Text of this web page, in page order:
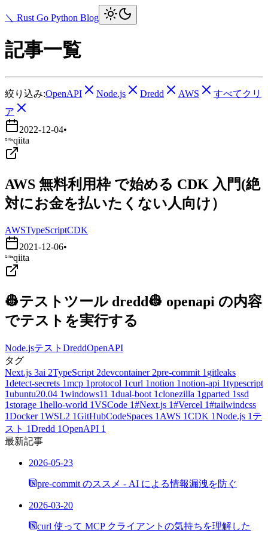
＼ Rust Go Python Blog
記事一覧
絞り込み:OpenAPI Node.js Dredd AWS
すべてクリ
ア
2022-12-04•
qiita
AWS 無料利用枠 で始める CDK 入門(絶
対にお金を払いたくない人向け）
AWSTypeScriptCDK
2021-12-06•
qiita
👷テストツール dredd👷 openapi の内容
でテストを実行する
Node.jsテスト DreddOpenAPI
タグ
Next.js 3ai 2TypeScript 2devcontainer 2pre-commit 1 gitleaks
1detect-secrets 1mcp 1protocol 1curl 1notion 1notion-api 1typescript
1ubuntu20.04 1windows11 1dual-boot 1clonezilla 1 gparted 1ssd
1storage 1hello-world 1VSCode 1#Next.js 1#Vercel 1#tailwindcss
1Docker 1WSL2 1GitHubCodeSpaces 1 AWS 1CDK 1Node.js 1 テ
スト 1Dredd 1OpenAPI 1
最新記事
2026-05-23
pre-commit のススメ - AI による情報漏洩を防ぐ
2026-03-20
curl 使って MCP クライアントの気持ちを理解した